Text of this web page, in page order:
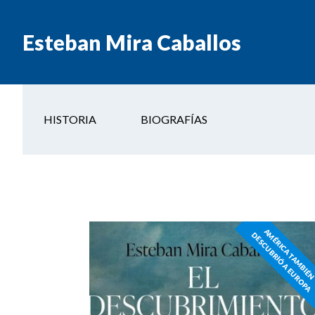
Esteban Mira Caballos
HISTORIA BIOGRAFÍAS
M
D
A